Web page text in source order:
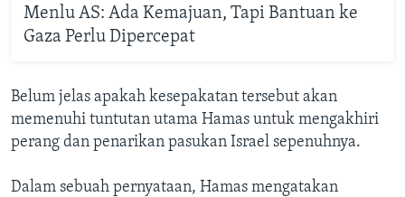
Menlu AS: Ada Kemajuan, Tapi Bantuan ke
Gaza Perlu Dipercepat
Belum jelas apakah kesepakatan tersebut akan
memenuhi tuntutan utama Hamas untuk mengakhiri
perang dan penarikan pasukan Israel sepenuhnya.
Dalam sebuah pernyataan, Hamas mengatakan